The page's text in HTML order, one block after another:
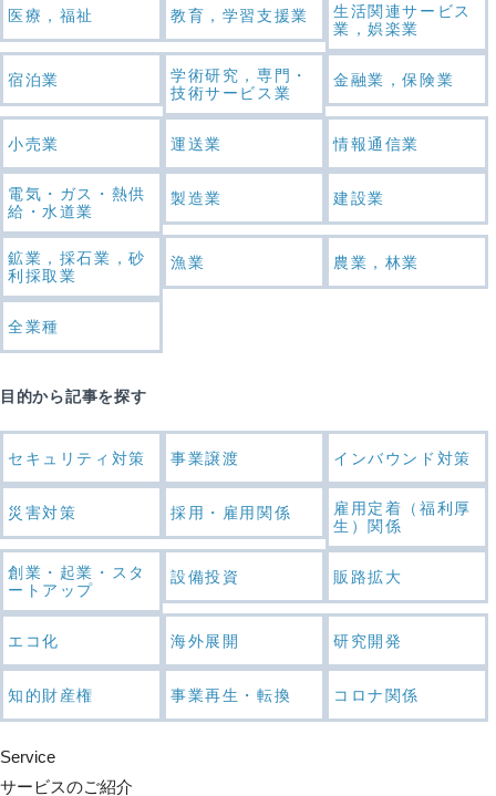
医療，福祉 教育，学習支援業
生活関連サービス
業，娯楽業
宿泊業
学術研究，専門・
技術サービス業
金融業，保険業
小売業 運送業 情報通信業
電気・ガス・熱供
給・水道業
製造業 建設業
鉱業，採石業，砂
利採取業
漁業 農業，林業
全業種
目的から記事を探す
セキュリティ対策 事業譲渡 インバウンド対策
災害対策 採用・雇用関係
雇用定着（福利厚
生）関係
創業・起業・スタ
ートアップ
設備投資 販路拡大
エコ化 海外展開 研究開発
知的財産権 事業再生・転換 コロナ関係
Service
サービスのご紹介